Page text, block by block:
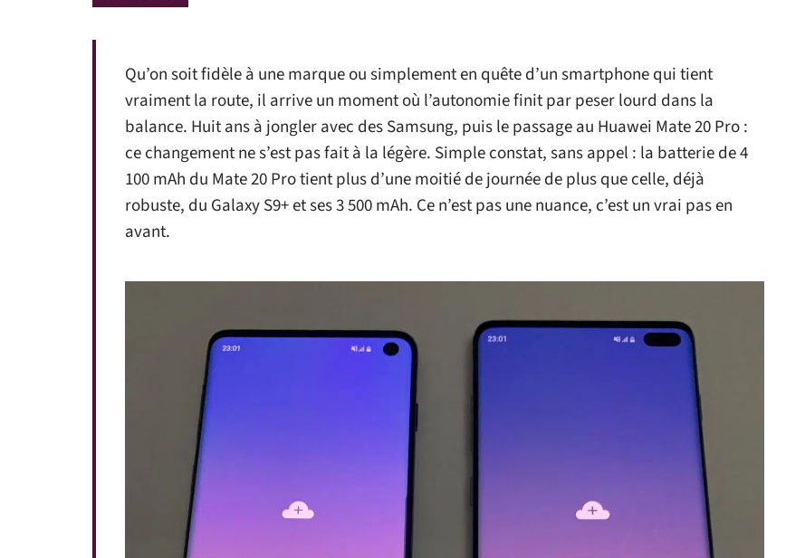
Qu’on soit fidèle à une marque ou simplement en quête d’un smartphone qui tient
vraiment la route, il arrive un moment où l’autonomie finit par peser lourd dans la
balance. Huit ans à jongler avec des Samsung, puis le passage au Huawei Mate 20 Pro :
ce changement ne s’est pas fait à la légère. Simple constat, sans appel : la batterie de 4
100 mAh du Mate 20 Pro tient plus d’une moitié de journée de plus que celle, déjà
robuste, du Galaxy S9+ et ses 3 500 mAh. Ce n’est pas une nuance, c’est un vrai pas en
avant.